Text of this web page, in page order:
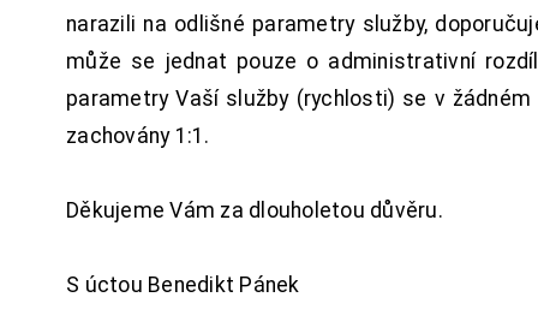
narazili na odlišné parametry služby,
může se jednat pouze o administrativní
parametry Vaší služby (rychlosti) se v
zachovány 1:1.
Děkujeme Vám za dlouholetou důvěru.
S úctou Benedikt Pánek